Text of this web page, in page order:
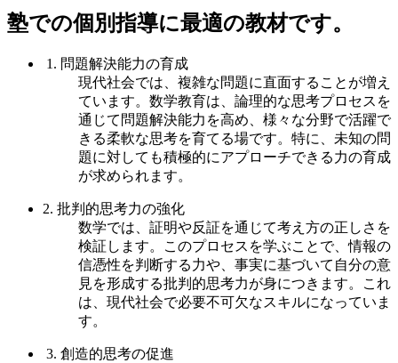
塾での個別指導に最適の教材です。
1. 問題解決能力の育成
現代社会では、複雑な問題に直面することが増え
ています。数学教育は、論理的な思考プロセスを
通じて問題解決能力を高め、様々な分野で活躍で
きる柔軟な思考を育てる場です。特に、未知の問
題に対しても積極的にアプローチできる力の育成
が求められます。
2. 批判的思考力の強化
数学では、証明や反証を通じて考え方の正しさを
検証します。このプロセスを学ぶことで、情報の
信憑性を判断する力や、事実に基づいて自分の意
見を形成する批判的思考力が身につきます。これ
は、現代社会で必要不可欠なスキルになっていま
す。
3. 創造的思考の促進